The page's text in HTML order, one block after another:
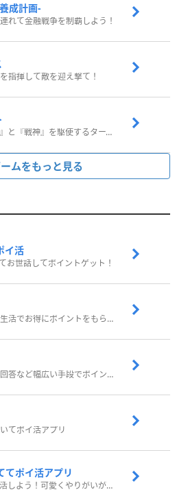
成計画-
れて金融戦争を制覇しよう！
指揮して敵を迎え撃て！
武器の『アビリティ』と『戦神』を駆使するターン制コマンドバトルRPG！
ムをもっと見る
イ活
お世話してポイントゲット！
歩いてポイ活！日常生活でお得にポイントをもらおう
歩いたりアンケート回答など幅広い手段でポイントをゲット
てポイ活アプリ
てポイ活アプリ
ペットを育ってポイ活しよう！可愛くやりがいがある新感覚アプリ